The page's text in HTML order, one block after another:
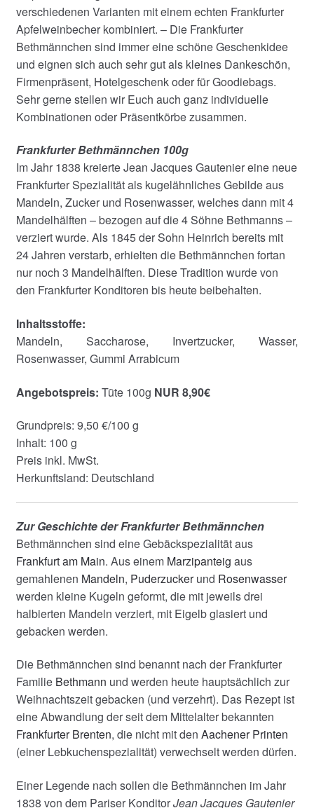
verschiedenen Varianten mit einem echten Frankfurter
Apfelweinbecher kombiniert. – Die Frankfurter
Bethmännchen sind immer eine schöne Geschenkidee
und eignen sich auch sehr gut als kleines Dankeschön,
Firmenpräsent, Hotelgeschenk oder für Goodiebags.
Sehr gerne stellen wir Euch auch ganz individuelle
Kombinationen oder Präsentkörbe zusammen.
Frankfurter Bethmännchen 100g
Im Jahr 1838 kreierte Jean Jacques Gautenier eine neue
Frankfurter Spezialität als kugelähnliches Gebilde aus
Mandeln, Zucker und Rosenwasser, welches dann mit 4
Mandelhälften – bezogen auf die 4 Söhne Bethmanns –
verziert wurde. Als 1845 der Sohn Heinrich bereits mit
24 Jahren verstarb, erhielten die Bethmännchen fortan
nur noch 3 Mandelhälften. Diese Tradition wurde von
den Frankfurter Konditoren bis heute beibehalten.
Inhaltsstoffe:
Mandeln, Saccharose, Invertzucker, Wasser,
Rosenwasser, Gummi Arrabicum
Angebotspreis: Tüte 100g NUR 8,90€
Grundpreis: 9,50 €/100 g
Inhalt: 100 g
Preis inkl. MwSt.
Herkunftsland: Deutschland
Zur Geschichte der Frankfurter Bethmännchen
Bethmännchen sind eine Gebäckspezialität aus
Frankfurt am Main. Aus einem Marzipanteig aus
gemahlenen Mandeln, Puderzuckerund Rosenwasser
werden kleine Kugeln geformt, die mit jeweils drei
halbierten Mandeln verziert, mit Eigelb glasiert und
gebacken werden.
Die Bethmännchen sind benannt nach der Frankfurter
Familie Bethmann und werden heute hauptsächlich zur
Weihnachtszeit gebacken (und verzehrt). Das Rezept ist
eine Abwandlung der seit dem Mittelalter bekannten
Frankfurter Brenten, die nicht mit den Aachener Printen
(einer Lebkuchenspezialität) verwechselt werden dürfen.
Einer Legende nach sollen die Bethmännchen im Jahr
1838 von dem Pariser KonditorJean Jacques Gautenier